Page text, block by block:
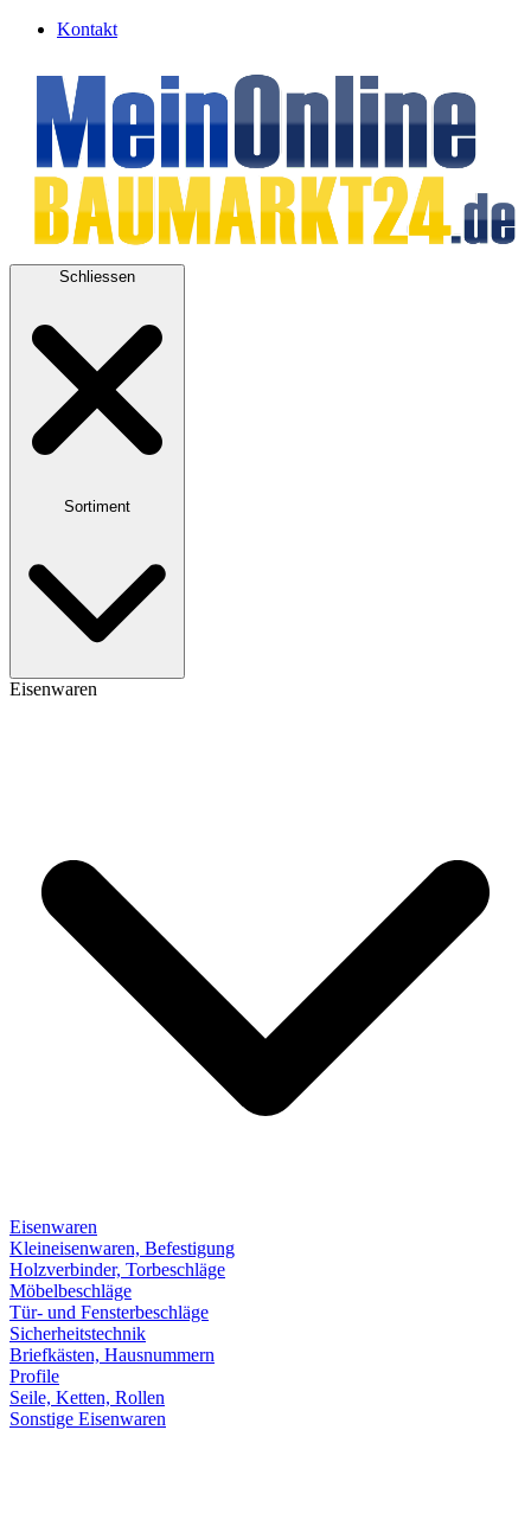
Kontakt
Schliessen
Sortiment
Eisenwaren
Eisenwaren
Kleineisenwaren, Befestigung
Holzverbinder, Torbeschläge
Möbelbeschläge
Tür- und Fensterbeschläge
Sicherheitstechnik
Briefkästen, Hausnummern
Profile
Seile, Ketten, Rollen
Sonstige Eisenwaren